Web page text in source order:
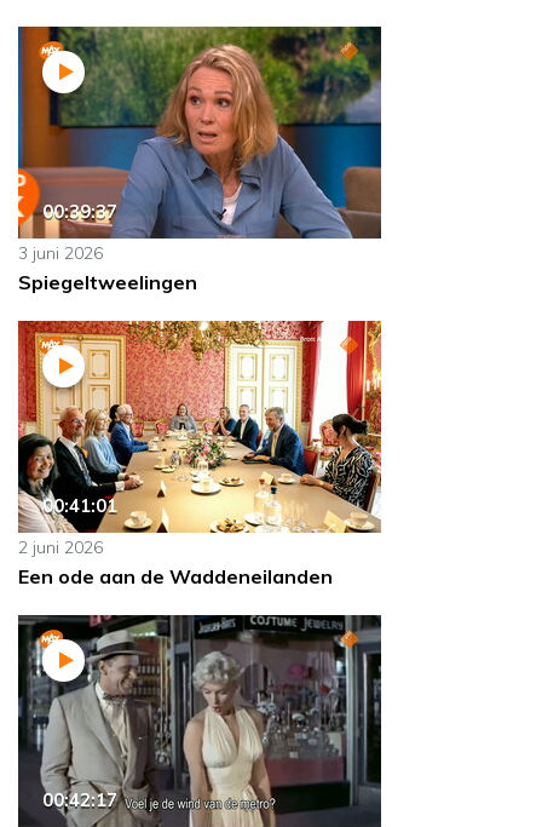
00:39:37
3 juni 2026
Spiegeltweelingen
00:41:01
2 juni 2026
Een ode aan de Waddeneilanden
00:42:17